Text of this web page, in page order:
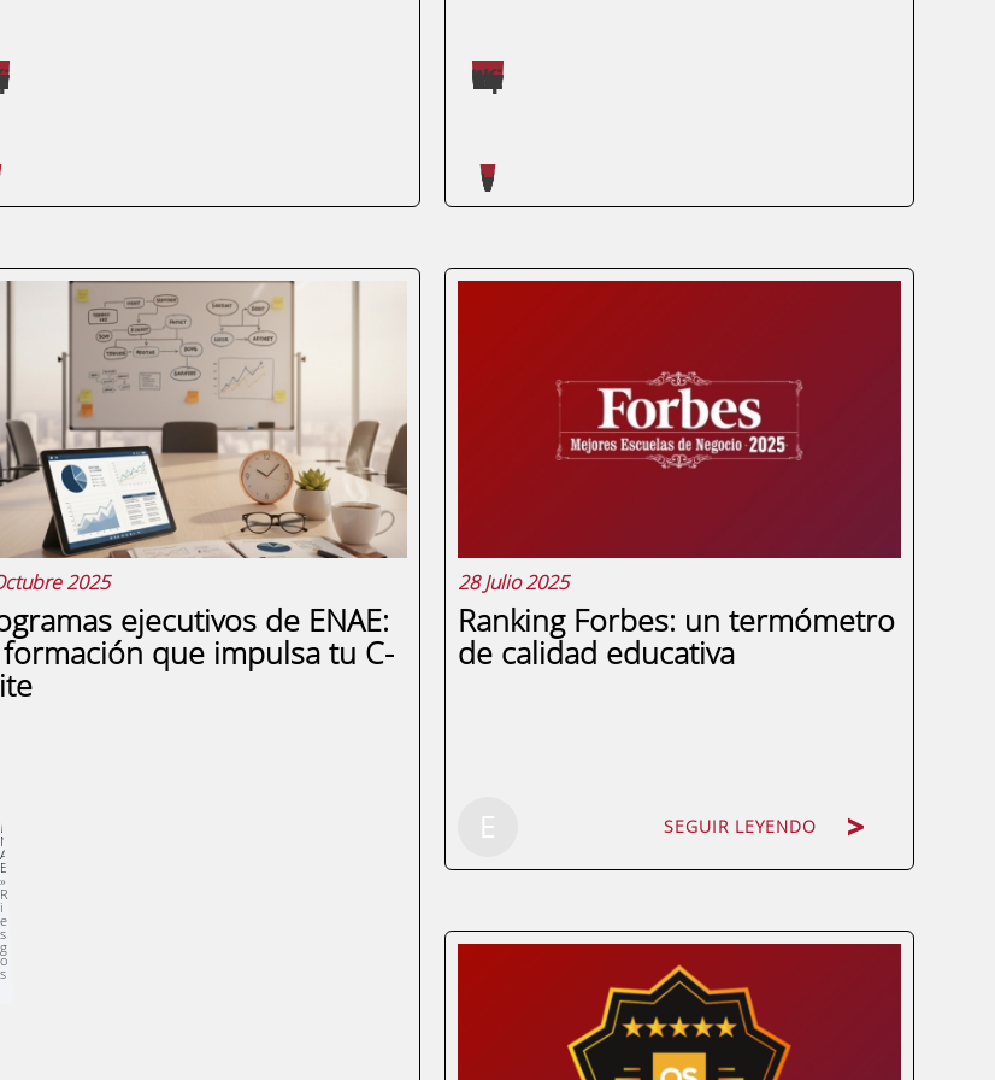
Barker
un máster es una buena noticia.
en una oportunidad
una noticia aún mejor. Si tu
es trabajar en Murcia (o impulsar
desde la Región), el escenario
interesante: hay tejido empresarial
un...
Máster impartidos por Daniel Román Barker
Hoy en día, el mundo laboral no tiene
habilidades y avanzar en sus carreras.
Aquí es donde entra en juego el máster
online. Esta modalidad de estudio no solo
2025
ejecutivos de ENAE:
formación que impulsa tu C-
Sobrescribir
enlaces
de
ayuda
a
la
navegación
E
N
A
E
R
i
e
s
g
o
s
28 Julio 2025
Ranking Forbes: un termómetro
de calidad educativa
E SEGUIR LEYENDO
¿Qué define realmente la calidad de una
institución educativa? ¿Un título oficial es
suficiente para garantizar excelencia? ¿O
quizá deberíamos mirar más allá, hacia